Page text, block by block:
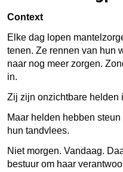
Context
Elke dag lopen
tenen. Ze rennen van hun
naar nog meer zorgen.
in.
Zij zijn onzichtbare helden
Maar helden hebben
hun tandvlees.
Niet morgen. Vandaag.
bestuur om haar